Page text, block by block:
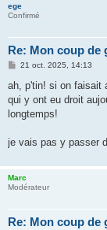
ege
Confirmé
Re: Mon coup de
M
s
s
a
g
21 oct. 2025, 14:13
ah, p'tin! si on faisait
qui y ont eu droit
longtemps!
je vais pas y passer
Marc
Modérateur
Re: Mon coup de